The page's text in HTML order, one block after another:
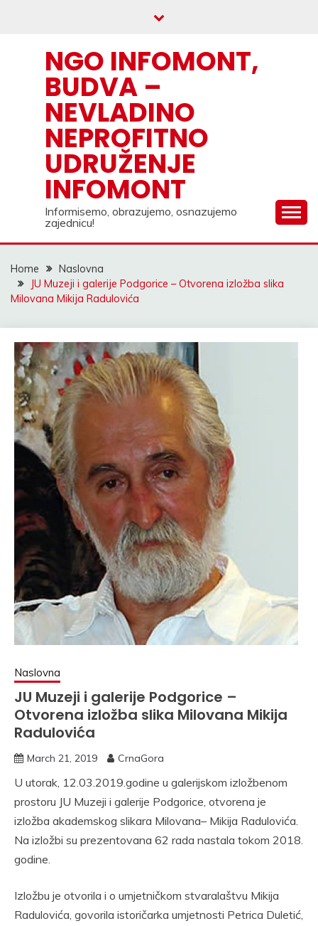
NGO INFOMONT,
BUDVA –
NEVLADINO
NEPROFITNO
UDRUŽENJE
INFOMONT
Informisemo, obrazujemo, osnazujemo
zajednicu!
Home
Naslovna
JU Muzeji i galerije Podgorice – Otvorena izložba slika
Milovana Mikija Radulovića
Naslovna
JU Muzeji i galerije Podgorice –
Otvorena izložba slika Milovana Mikija
Radulovića
March 21, 2019 CrnaGora
U utorak, 12.03.2019.godine u galerijskom izložbenom
prostoru JU Muzeji i galerije Podgorice, otvorena je
izložba akademskog slikara Milovana– Mikija Radulovića.
Na izložbi su prezentovana 62 rada nastala tokom 2018.
godine.
Izložbu je otvorila i o umjetničkom stvaralaštvu Mikija
Radulovića, govorila istoričarka umjetnosti Petrica Duletić,